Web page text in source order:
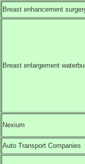
Breast enhancement
Breast enlargement
Nexium
Auto Transport Companies